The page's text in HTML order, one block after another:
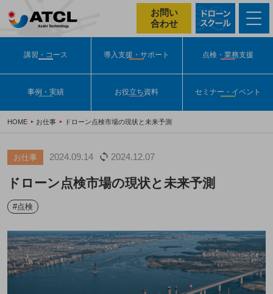
お問い
合わせ
講習・コース 導入支援・サポート 点検・業務支援
事例・実績 お役立ち資料 セミナー・イベント
HOME お仕事 ドローン点検市場の現状と未来予測
お仕事 2024.09.14 2024.12.07
ドローン点検市場の現状と未来予測
#点検